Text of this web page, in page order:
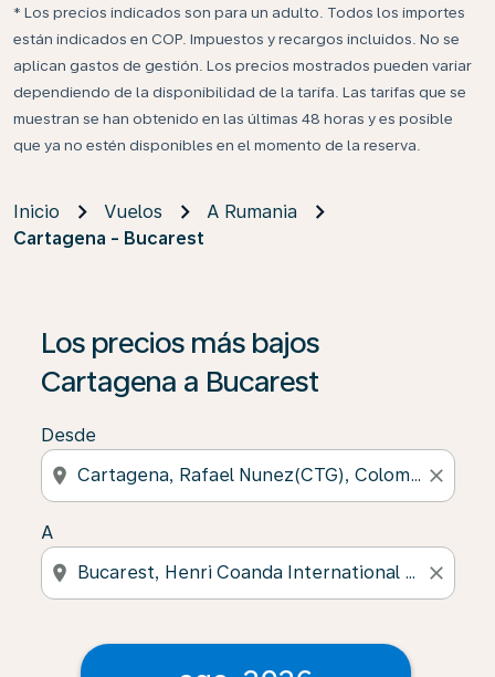
* Los precios indicados son para un adulto. Todos los importes
están indicados en COP. Impuestos y recargos incluidos. No se
aplican gastos de gestión. Los precios mostrados pueden variar
dependiendo de la disponibilidad de la tarifa. Las tarifas que se
muestran se han obtenido en las últimas 48 horas y es posible
que ya no estén disponibles en el momento de la reserva.
Inicio Vuelos
A Rumania
Cartagena - Bucarest
Los precios más bajos
Cartagena a Bucarest
Desde
location_on close
A
location_on close